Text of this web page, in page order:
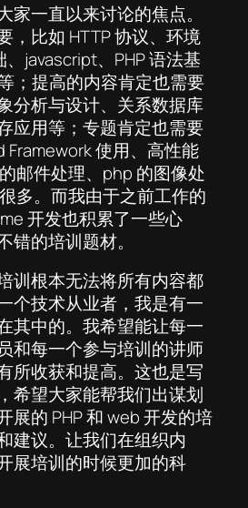
家一直以来讨论的焦点。
，比如 HTTP 协议、环境
、javascript、PHP 语法基
；提高的内容肯定也需要
分析与设计、关系数据库
应用等；专题肯定也需要
Framework 使用、高性能
邮件处理、php 的图像处
多。而我由于之前工作的
开发也积累了一些心
错的培训题材。
训根本无法将所有内容都
个技术从业者，我是有一
其中的。我希望能让每一
和每一个参与培训的讲师
所收获和提高。这也是写
希望大家能帮我们出谋划
展的 PHP 和 web 开发的培
建议。让我们在组织内
展培训的时候更加的科